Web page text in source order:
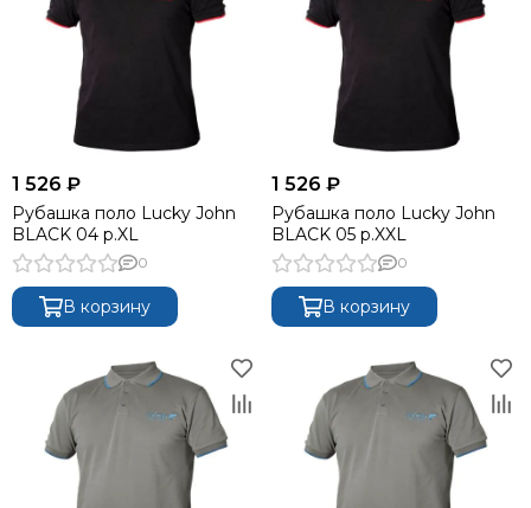
1 526 ₽
Рубашка поло Lucky John
BLACK 04 р.XL
0
В корзину
1 526 ₽
Рубашка поло Lucky John
BLACK 05 р.XXL
0
В корзину